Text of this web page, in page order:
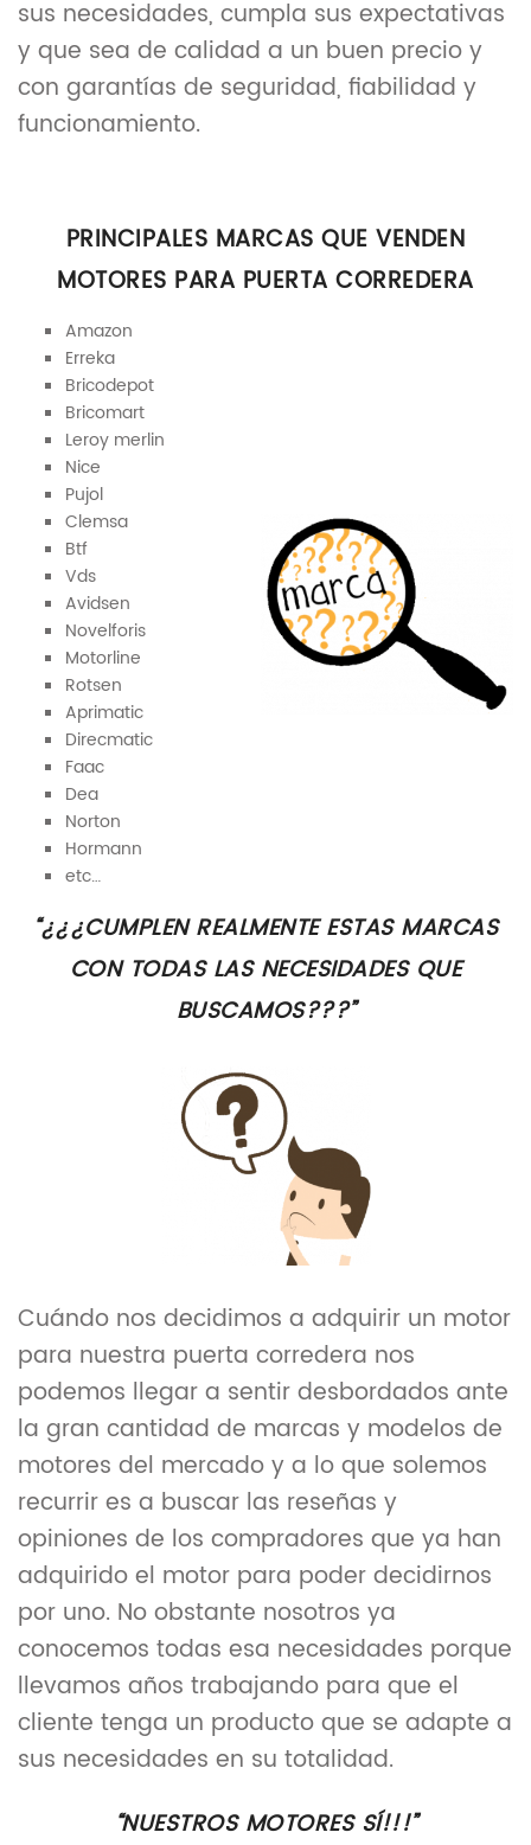
sus necesidades, cumpla sus expectativas
y que sea de calidad a un buen precio y
con garantías de seguridad, fiabilidad y
funcionamiento.
PRINCIPALES MARCAS QUE VENDEN
MOTORES PARA PUERTA CORREDERA
Amazon
Erreka
Bricodepot
Bricomart
Leroy merlin
Nice
Pujol
Clemsa
Btf
Vds
Avidsen
Novelforis
Motorline
Rotsen
Aprimatic
Direcmatic
Faac
Dea
Norton
Hormann
etc…
“¿¿¿CUMPLEN REALMENTE ESTAS MARCAS
CON TODAS LAS NECESIDADES QUE
BUSCAMOS???”
Cuándo nos decidimos a adquirir un motor
para nuestra puerta corredera nos
podemos llegar a sentir desbordados ante
la gran cantidad de marcas y modelos de
motores del mercado y a lo que solemos
recurrir es a buscar las reseñas y
opiniones de los compradores que ya han
adquirido el motor para poder decidirnos
por uno. No obstante nosotros ya
conocemos todas esa necesidades porque
llevamos años trabajando para que el
cliente tenga un producto que se adapte a
sus necesidades en su totalidad.
“NUESTROS MOTORES SÍ!!!”